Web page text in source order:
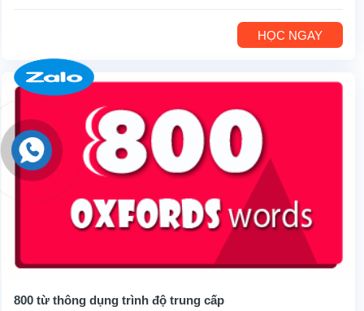
HỌC NGAY
800 từ thông dụng trình độ trung cấp